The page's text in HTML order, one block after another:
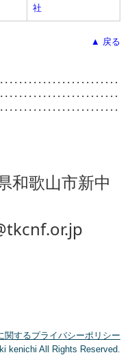
社
▲ 戻る
･･･････････････････････
･･･････････････････････
･･･････････････････････
和歌山市新中
関するプライバシーポリシー
kenichi All Rights Reserved.